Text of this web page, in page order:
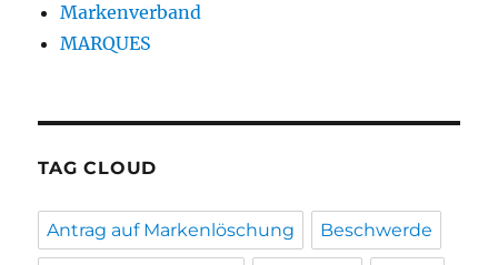
Markenverband
MARQUES
TAG CLOUD
Antrag auf Markenlöschung Beschwerde